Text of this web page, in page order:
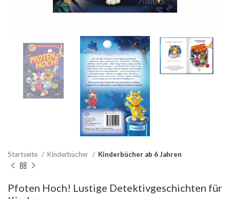
Startseite Kinderbücher Kinderbücher ab 6 Jahren
Pfoten Hoch! Lustige Detektivgeschichten für